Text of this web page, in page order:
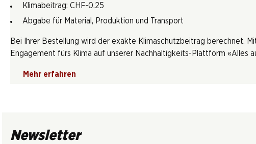
Klimabeitrag: CHF-0.25
Abgabe für Material, Produktion und Transport
Bei Ihrer Bestellung wird der exakte Klimaschutzbeitrag berechnet.
Engagement fürs Klima auf unserer Nachhaltigkeits-Plattform «Alles
Mehr erfahren
Newsletter